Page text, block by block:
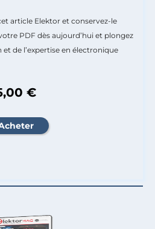
article Elektor et conservez-le
PDF dès aujourd’hui et plongez
et de l’expertise en électronique
€